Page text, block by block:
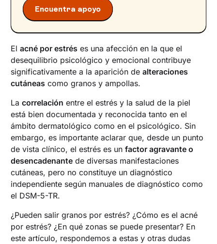
Encuentra apoyo
Elacné por estrés es una afección en la que el
desequilibrio psicológico y emocional contribuye
significativamente a la aparición dealteraciones
cutáneas como granos y ampollas.
Lacorrelación entre el estrés y la salud de la piel
está bien documentada y reconocida tanto en el
ámbito dermatológico como en el psicológico. Sin
embargo, es importante aclarar que, desde un punto
de vista clínico, el estrés es unfactor agravante o
desencadenante de diversas manifestaciones
cutáneas, pero no constituye un diagnóstico
independiente según manuales de diagnóstico como
el DSM-5-TR.
¿Pueden salir granos por estrés? ¿Cómo es el acné
por estrés? ¿En qué zonas se puede presentar? En
este artículo, respondemos a estas y otras dudas